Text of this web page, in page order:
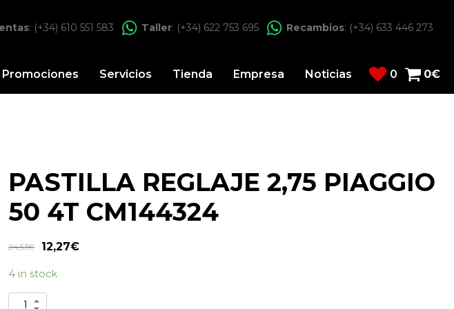
: (+34) 610 551 583 Taller: (+34) 622 753 695 Recambios: (+34) 633 446 273
Promociones Servicios Tienda Empresa Noticias 0 0€
PASTILLA REGLAJE 2,75 PIAGGIO
50 4T CM144324
24,53€ 12,27€
4 in stock
PASTILLA